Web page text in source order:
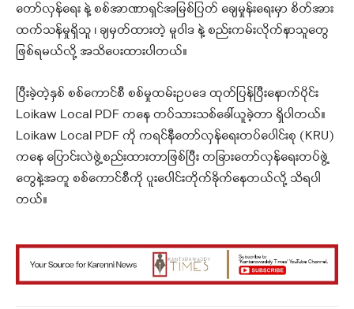
တော်လှန်ရေး နဲ့ စစ်အာဏာရှင်အမြစ်ပြတ် ချေမှုန်းရေးမှာ စိတ်အား
ထက်သန်မှုရှိသူ ၊ ချမှတ်ထားတဲ့ မူဝါဒ နဲ့ စည်းကမ်းလိုက်နာသူတွေ
ဖြစ်ရမယ်လို့ အသိပေးထားပါတယ်။
ပြီးခဲ့တဲ့နှစ် စစ်ကောင်စီ စစ်မှုထမ်းဥပဒေ ထုတ်ပြန်ပြီးနောက်ပိုင်း
Loikaw Local PDF ကနေ တပ်သားသစ်ခေါ်ယူခဲ့တာ ရှိပါတယ်။
Loikaw Local PDF ကို ကရင်နီတော်လှန်ရေးတပ်ပေါင်းစု (KRU)
ကနေ ပြောင်းလဲဖွဲ့စည်းထားတာဖြစ်ပြီး တခြားတော်လှန်ရေးတပ်ဖွဲ့
တွေနဲ့အတူ စစ်ကောင်စီကို ပူးပေါင်းတိုက်ခိုက်နေတယ်လို့ သိရပါ
တယ်။